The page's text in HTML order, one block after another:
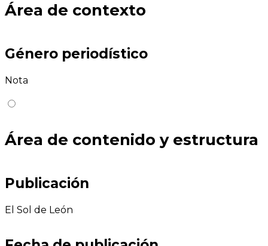
Área de contexto
Género periodístico
Nota
Área de contenido y estructura
Publicación
El Sol de León